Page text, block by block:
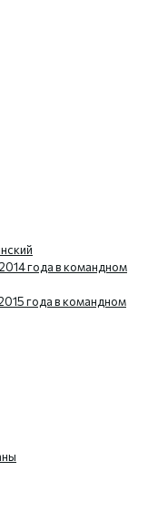
года в командном
года в командном